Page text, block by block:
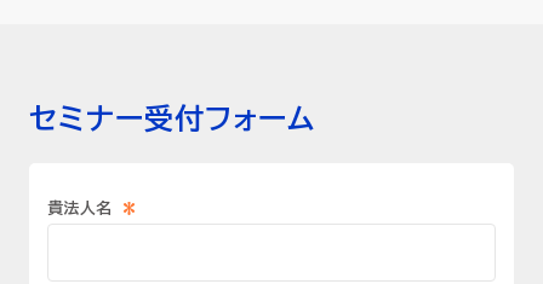
セミナー受付フォーム
*
貴法人名